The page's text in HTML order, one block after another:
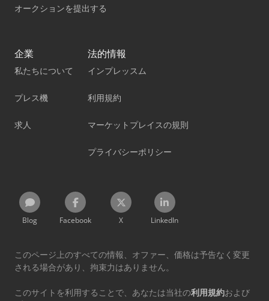
オークションを提出する
企業
私たちについて
プレス機
求人
法的情報
インプレッスム
利用規約
マーケットプレイスの規則
プライバシーポリシー
Blog Facebook X LinkedIn
このページ上のすべての情報、オファー、価格は予告なく変更
される場合があり、拘束力はありません。
このサイトを利用することで、あなたは当社の利用規約および